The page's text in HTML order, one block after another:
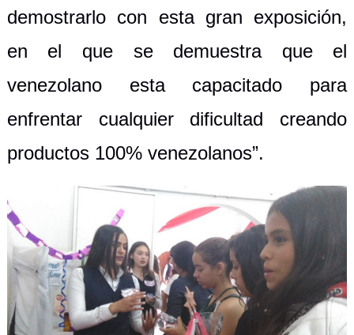
demostrarlo con esta gran exposición,
en el que se demuestra que el
venezolano esta capacitado para
enfrentar cualquier dificultad creando
productos 100% venezolanos”.